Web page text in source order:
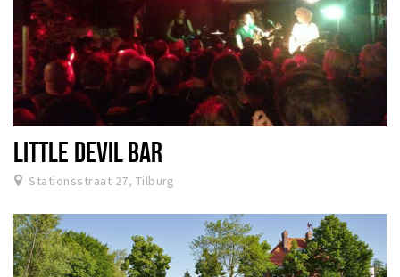
LITTLE DEVIL BAR
Stationsstraat 27, Tilburg